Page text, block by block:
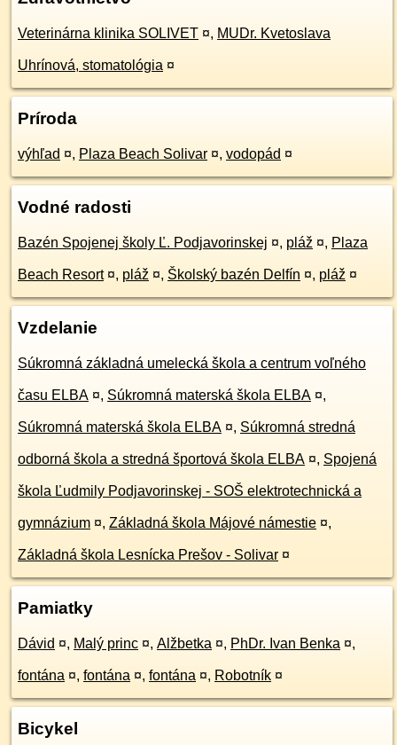
Veterinárna klinika SOLIVET ¤, MUDr. Kvetoslava
Uhrínová, stomatológia ¤
Príroda
výhľad ¤, Plaza Beach Solivar ¤, vodopád ¤
Vodné radosti
Bazén Spojenej školy Ľ. Podjavorinskej ¤, pláž ¤, Plaza
Beach Resort ¤, pláž ¤, Školský bazén Delfín ¤, pláž ¤
Vzdelanie
Súkromná základná umelecká škola a centrum voľného
času ELBA ¤, Súkromná materská škola ELBA ¤,
Súkromná materská škola ELBA ¤, Súkromná stredná
odborná škola a stredná športová škola ELBA ¤, Spojená
škola Ľudmily Podjavorinskej - SOŠ elektrotechnická a
gymnázium ¤, Základná škola Májové námestie ¤,
Základná škola Lesnícka Prešov - Solivar ¤
Pamiatky
Dávid ¤, Malý princ ¤, Alžbetka ¤, PhDr. Ivan Benka ¤,
fontána ¤, fontána ¤, fontána ¤, Robotník ¤
Bicykel